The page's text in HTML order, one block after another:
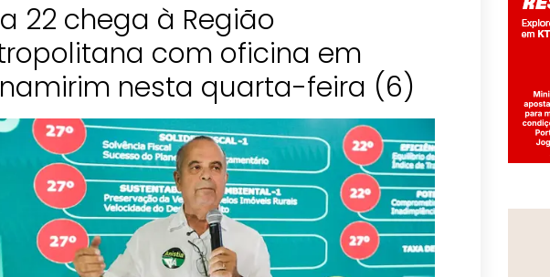
22 chega à Região
com oficina em
nesta quarta-feira (6)